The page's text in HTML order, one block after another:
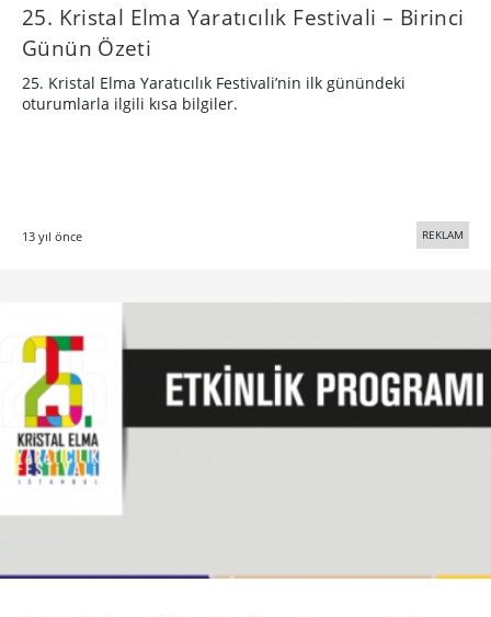
25. Kristal Elma Yaratıcılık Festivali – Birinci
Günün Özeti
25. Kristal Elma Yaratıcılık Festivali’nin ilk günündeki
oturumlarla ilgili kısa bilgiler.
13 yıl önce REKLAM